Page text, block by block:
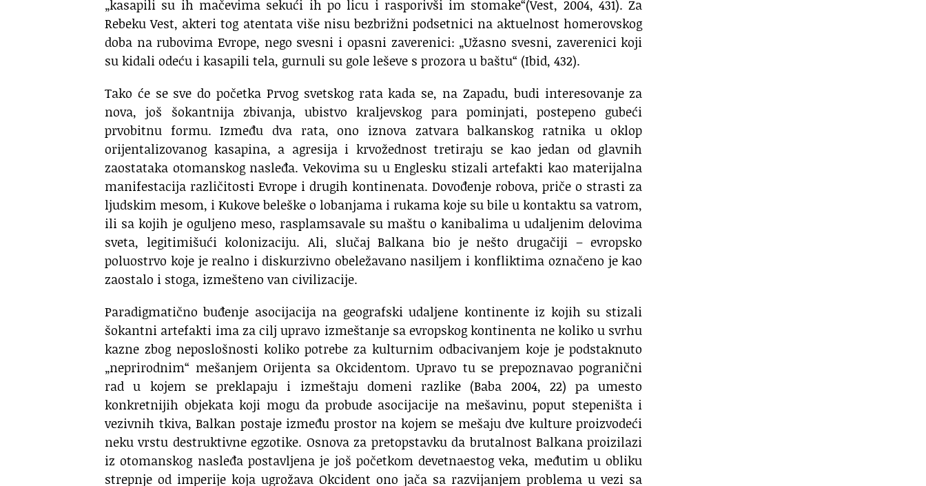
„kasapili su ih mačevima sekući ih po licu i rasporivši im stomake“(Vest, 2004, 431). Za
Rebeku Vest, akteri tog atentata više nisu bezbrižni podsetnici na aktuelnost homerovskog
doba na rubovima Evrope, nego svesni i opasni zaverenici: „Užasno svesni, zaverenici koji
su kidali odeću i kasapili tela, gurnuli su gole leševe s prozora u baštu“ (Ibid, 432).
Tako će se sve do početka Prvog svetskog rata kada se, na Zapadu, budi interesovanje za
nova, još šokantnija zbivanja, ubistvo kraljevskog para pominjati, postepeno gubeći
prvobitnu formu. Između dva rata, ono iznova zatvara balkanskog ratnika u oklop
orijentalizovanog kasapina, a agresija i krvožednost tretiraju se kao jedan od glavnih
zaostataka otomanskog nasleđa. Vekovima su u Englesku stizali artefakti kao materijalna
manifestacija različitosti Evrope i drugih kontinenata. Dovođenje robova, priče o strasti za
ljudskim mesom, i Kukove beleške o lobanjama i rukama koje su bile u kontaktu sa vatrom,
ili sa kojih je oguljeno meso, rasplamsavale su maštu o kanibalima u udaljenim delovima
sveta, legitimišući kolonizaciju. Ali, slučaj Balkana bio je nešto drugačiji – evropsko
poluostrvo koje je realno i diskurzivno obeležavano nasiljem i konfliktima označeno je kao
zaostalo i stoga, izmešteno van civilizacije.
Paradigmatično buđenje asocijacija na geografski udaljene kontinente iz kojih su stizali
šokantni artefakti ima za cilj upravo izmeštanje sa evropskog kontinenta ne koliko u svrhu
kazne zbog neposlošnosti koliko potrebe za kulturnim odbacivanjem koje je podstaknuto
„neprirodnim“ mešanjem Orijenta sa Okcidentom. Upravo tu se prepoznavao pogranični
rad u kojem se preklapaju i izmeštaju domeni razlike (Baba 2004, 22) pa umesto
konkretnijih objekata koji mogu da probude asocijacije na mešavinu, poput stepeništa i
vezivnih tkiva, Balkan postaje između prostor na kojem se mešaju dve kulture proizvodeći
neku vrstu destruktivne egzotike. Osnova za pretopstavku da brutalnost Balkana proizilazi
iz otomanskog nasleđa postavljena je još početkom devetnaestog veka, međutim u obliku
strepnje od imperije koja ugrožava Okcident ono jača sa razvijanjem problema u vezi sa